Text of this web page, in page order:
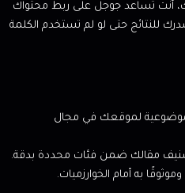
أنت تساعد جوجل على ربط محتواك
للنتائج حتى لو لم تستخدم الكلمة
لموقعك في مجال
مقالك ضمن فئات محددة بدقة.
به أمام الخوارزميات.